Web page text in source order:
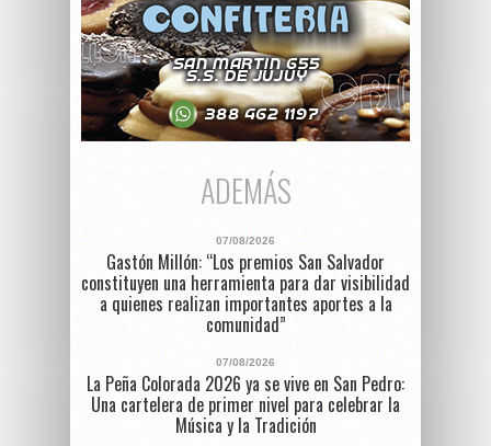
ADEMÁS
07/08/2026
Gastón Millón: “Los premios San Salvador
constituyen una herramienta para dar visibilidad
a quienes realizan importantes aportes a la
comunidad”
07/08/2026
La Peña Colorada 2026 ya se vive en San Pedro:
Una cartelera de primer nivel para celebrar la
Música y la Tradición